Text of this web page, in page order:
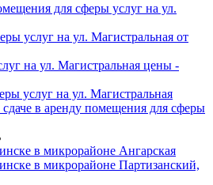
для сферы услуг на ул.
услуг на ул. Магистральная от
на ул. Магистральная цены -
услуг на ул. Магистральная
сдаче в аренду помещения для сферы
в микрорайоне Ангарская
в микрорайоне Партизанский,